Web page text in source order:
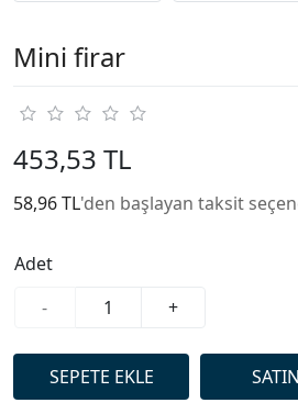
Mini firar
453,53 TL
58,96 TL'den başlayan taksit
Adet
-
+